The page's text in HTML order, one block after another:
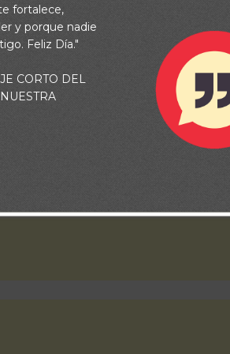
bajo tu cuidado, continuaré con aliento y
Amén
fortalece,
y porque nadie
Feliz Día."
CORTO DEL